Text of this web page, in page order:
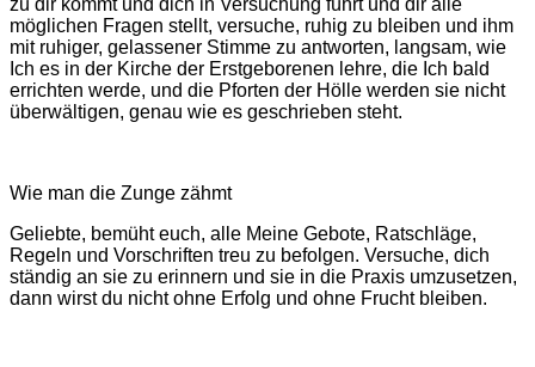
möglichen Fragen stellt, versuche, ruhig zu bleiben und ihm
mit ruhiger, gelassener Stimme zu antworten, langsam, wie
Ich es in der Kirche der Erstgeborenen lehre, die Ich bald
errichten werde, und die Pforten der Hölle werden sie nicht
überwältigen, genau wie es geschrieben steht.
Wie man die Zunge zähmt
Geliebte, bemüht euch, alle Meine Gebote, Ratschläge,
Regeln und Vorschriften treu zu befolgen. Versuche, dich
ständig an sie zu erinnern und sie in die Praxis umzusetzen,
dann wirst du nicht ohne Erfolg und ohne Frucht bleiben.